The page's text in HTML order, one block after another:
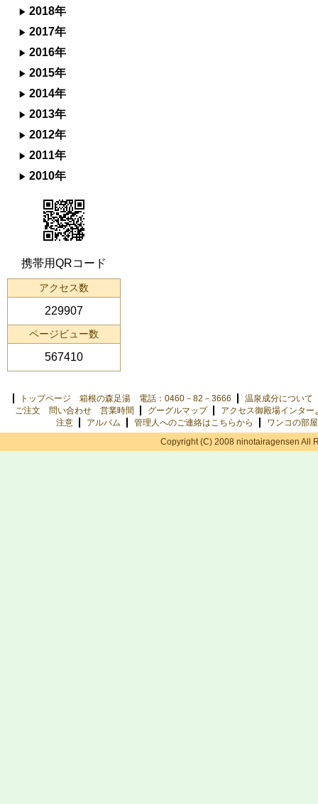
2018年
2017年
2016年
2015年
2014年
2013年
2012年
2011年
2010年
携帯用QRコード
アクセス数
229907
ページビュー数
567410
トップページ 箱根の森足湯 電話：0460－82－3666
温泉成分について
ご注文 問い合わせ 営業時間
グーグルマップ
アクセス御殿場インター
注意
アルバム 管理人へのご連絡はこちらから
ワンコの部屋
Copyright (C) 2008 ninotairagensen All